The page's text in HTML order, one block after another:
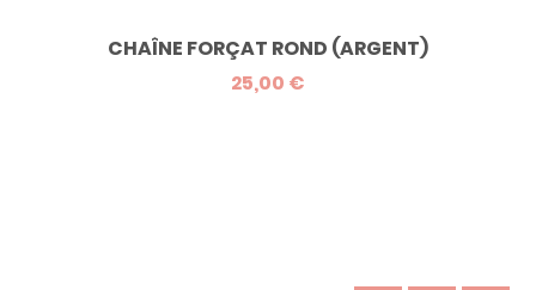
CHAÎNE FORÇAT ROND (ARGENT)
25,00 €